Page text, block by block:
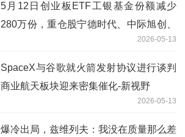
5月12日创业板ETF工银基金份额减少
280万份，重仓股宁德时代、中际旭创、
2026-05-13
SpaceX与谷歌就火箭发射协议进行谈判
商业航天板块迎来密集催化-新视野
2026-05-13
爆冷出局，兹维列夫：我没在质量那么差